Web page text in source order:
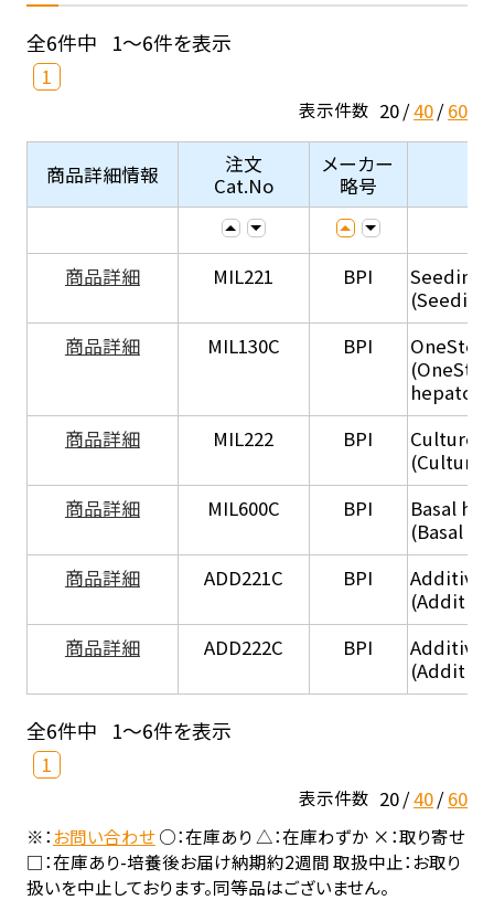
全6件中 1～6件を表示
1
表示件数 20 40 60
商品詳細情報
注文
Cat.No
メーカー
略号
商品詳細 MIL221 BPI
Seeding
商品詳細
MIL130C BPI
商品詳細
MIL222 BPI
Culture
(Culture
商品詳細
MIL600C BPI
Basal
(Basal
商品詳細
ADD221C BPI
商品詳細
ADD222C BPI
全6件中 1～6件を表示
1
表示件数 20 40 60
※：お問い合わせ○：在庫あり △：在庫わずか ×：取り寄せ
□：在庫あり-培養後お届け納期約2週間 取扱中止：お取り
扱いを中止しております。同等品はございません。